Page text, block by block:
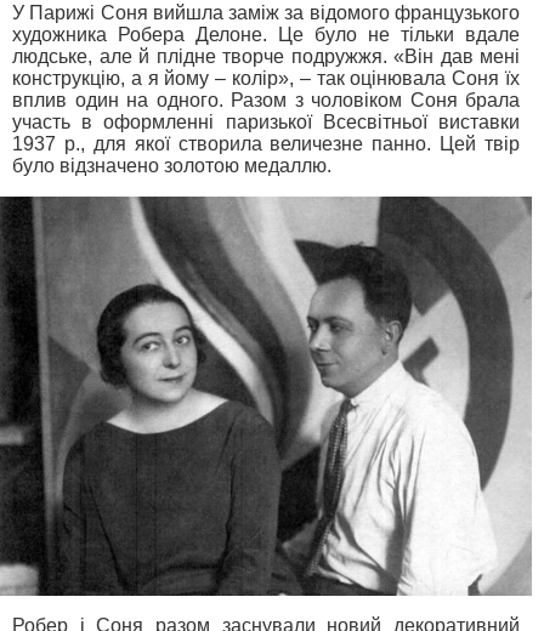
У Парижі Соня вийшла заміж за відомого французького
художника Робера Делоне. Це було не тільки вдале
людське, але й плідне творче подружжя. «Він дав мені
конструкцію, а я йому – колір», – так оцінювала Соня їх
вплив один на одного. Разом з чоловіком Соня брала
участь в оформленні паризької Всесвітньої виставки
1937 р., для якої створила величезне панно. Цей твір
було відзначено золотою медаллю.
Робер і Соня разом заснували новий декоративний